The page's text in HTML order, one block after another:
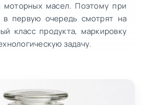
моторных масел. Поэтому при
в первую очередь смотрят на
класс продукта, маркировку
задачу.